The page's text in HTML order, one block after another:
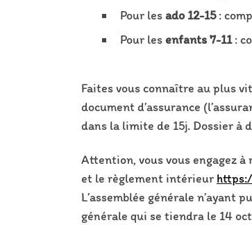
Pour lesado 12-15:
Pour lesenfants 7-11:
Faites vous connaître au plus
document d’assurance
dans la limite de 15j. Dossier à
Attention, vous vous engagez
et le règlement intérieur
L’assemblée générale n’ayant
générale qui se tiendra le 14